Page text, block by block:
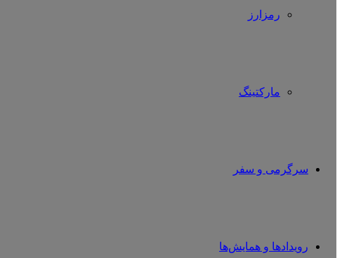
رمزارز
مارکتینگ
سرگرمی و سفر
رویدادها و همایش‌ها